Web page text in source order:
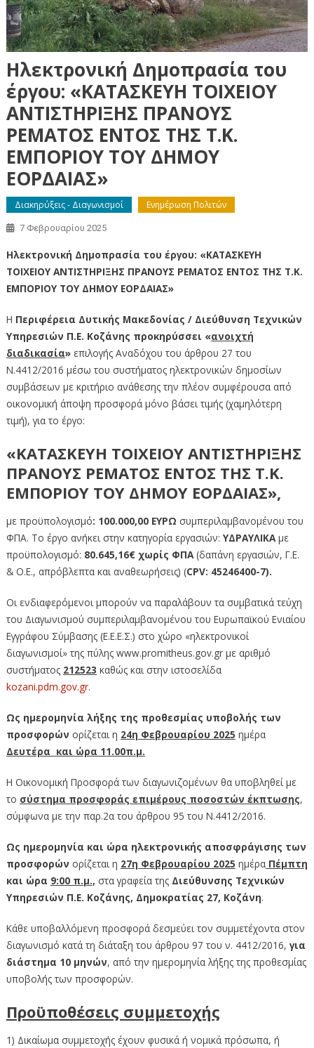
Ηλεκτρονική Δημοπρασία του
έργου: «ΚΑΤΑΣΚΕΥΗ ΤΟΙΧΕΙΟΥ
ΑΝΤΙΣΤΗΡΙΞΗΣ ΠΡΑΝΟΥΣ
ΡΕΜΑΤΟΣ ΕΝΤΟΣ ΤΗΣ Τ.Κ.
ΕΜΠΟΡΙΟΥ ΤΟΥ ΔΗΜΟΥ
ΕΟΡΔΑΙΑΣ»
Διακηρύξεις - Διαγωνισμοί Ενημέρωση Πολιτών
7 Φεβρουαρίου 2025
Ηλεκτρονική Δημοπρασία του έργου: «ΚΑΤΑΣΚΕΥΗ
ΤΟΙΧΕΙΟΥ ΑΝΤΙΣΤΗΡΙΞΗΣ ΠΡΑΝΟΥΣ ΡΕΜΑΤΟΣ ΕΝΤΟΣ ΤΗΣ Τ.Κ.
ΕΜΠΟΡΙΟΥ ΤΟΥ ΔΗΜΟΥ ΕΟΡΔΑΙΑΣ»
Η Περιφέρεια Δυτικής Μακεδονίας / Διεύθυνση Τεχνικών
Υπηρεσιών Π.Ε. Κοζάνης προκηρύσσει «ανοιχτή
διαδικασία»επιλογής Αναδόχου του άρθρου 27 του
Ν.4412/2016 μέσω του συστήματος ηλεκτρονικών δημοσίων
συμβάσεων με κριτήριο ανάθεσης την πλέον συμφέρουσα από
οικονομική άποψη προσφορά μόνο βάσει τιμής (χαμηλότερη
τιμή), για το έργο:
«ΚΑΤΑΣΚΕΥΗ ΤΟΙΧΕΙΟΥ ΑΝΤΙΣΤΗΡΙΞΗΣ
ΠΡΑΝΟΥΣ ΡΕΜΑΤΟΣ ΕΝΤΟΣ ΤΗΣ Τ.Κ.
ΕΜΠΟΡΙΟΥ ΤΟΥ ΔΗΜΟΥ ΕΟΡΔΑΙΑΣ»,
με προϋπολογισμό: 100.000,00 ΕΥΡΩ συμπεριλαμβανομένου του
ΦΠΑ. Το έργο ανήκει στην κατηγορία εργασιών: ΥΔΡΑΥΛΙΚΑμε
προϋπολογισμό: 80.645,16€ χωρίς ΦΠΑ(δαπάνη εργασιών, Γ.Ε.
& Ο.Ε., απρόβλεπτα και αναθεωρήσεις) (CPV: 45246400-7).
Οι ενδιαφερόμενοι μπορούν να παραλάβουν τα συμβατικά τεύχη
του Διαγωνισμού συμπεριλαμβανομένου του Ευρωπαϊκού Ενιαίου
Εγγράφου Σύμβασης (Ε.Ε.Ε.Σ.) στο χώρο «ηλεκτρονικοί
διαγωνισμοί» της πύλης www.promitheus.gov.gr με αριθμό
συστήματος 212523 καθώς και στην ιστοσελίδα
kozani.pdm.gov.gr.
Ως ημερομηνία λήξης της προθεσμίας υποβολής των
προσφορών ορίζεται η 24η Φεβρουαρίου 2025 ημέρα
Δευτέρα και ώρα 11.00π.μ.
Η Οικονομική Προσφορά των διαγωνιζομένων θα υποβληθεί με
το σύστημα προσφοράς επιμέρους ποσοστών έκπτωσης,
σύμφωνα με την παρ.2α του άρθρου 95 του Ν.4412/2016.
Ως ημερομηνία και ώρα ηλεκτρονικής αποσφράγισης των
προσφορών ορίζεται η 27η Φεβρουαρίου 2025 ημέραΠέμπτη
και ώρα 9:00 π.μ., στα γραφεία της Διεύθυνσης Τεχνικών
Υπηρεσιών Π.Ε. Κοζάνης, Δημοκρατίας 27, Κοζάνη.
Κάθε υποβαλλόμενη προσφορά δεσμεύει τον συμμετέχοντα στον
διαγωνισμό κατά τη διάταξη του άρθρου 97 του ν. 4412/2016, για
διάστημα 10 μηνών, από την ημερομηνία λήξης της προθεσμίας
υποβολής των προσφορών.
Προϋποθέσεις συμμετοχής
1) Δικαίωμα συμμετοχής έχουν φυσικά ή νομικά πρόσωπα, ή